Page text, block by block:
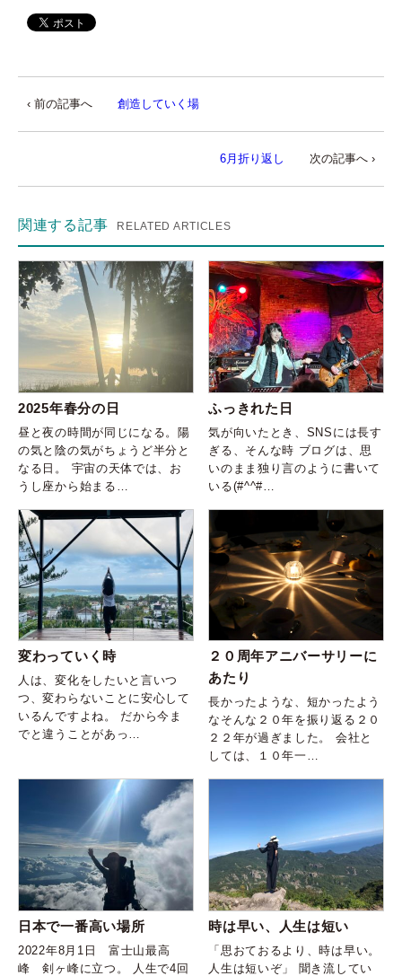
‹ 前の記事へ 創造していく場
6月折り返し 次の記事へ ›
関連する記事 RELATED ARTICLES
2025年春分の日
昼と夜の時間が同じになる。陽
の気と陰の気がちょうど半分と
なる日。 宇宙の天体では、お
うし座から始まる…
ふっきれた日
気が向いたとき、SNSには長す
ぎる、そんな時 ブログは、思
いのまま独り言のように書いて
いる(#^^#…
変わっていく時
人は、変化をしたいと言いつ
つ、変わらないことに安心して
いるんですよね。 だから今ま
でと違うことがあっ…
２０周年アニバーサリーに
あたり
長かったような、短かったよう
なそんな２０年を振り返る２０
２２年が過ぎました。 会社と
しては、１０年一…
日本で一番高い場所
2022年8月1日 富士山最高
峰 剣ヶ峰に立つ。 人生で4回
時は早い、人生は短い
「思おておるより、時は早い。
人生は短いぞ」 聞き流してい